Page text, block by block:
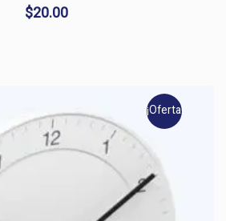
$20.00
¡Oferta!